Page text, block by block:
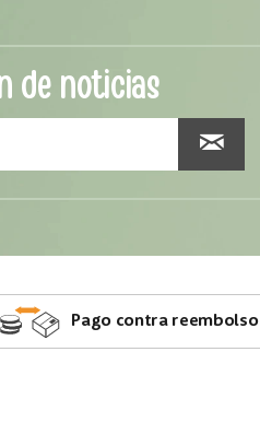
de noticias
Pago contra reembolso